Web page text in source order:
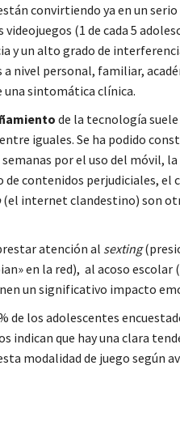
convirtiendo ya en un
videojuegos (1 de cada 5
y un alto grado de
nivel personal, familiar,
una sintomática clínica.
de la tecnología
iguales. Se ha podido
semanas por el uso del móvil,
contenidos perjudiciales, el
(el internet clandestino) son
atención al sexting
en la red), al acoso escolar
un significativo impacto
de los adolescentes
indican que hay una clara
modalidad de juego según